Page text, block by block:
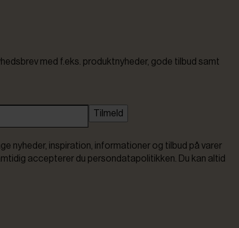
med f.eks. produktnyheder, gode tilbud samt
Tilmeld
nyheder, inspiration, informationer og tilbud på varer
accepterer du persondatapolitikken. Du kan altid